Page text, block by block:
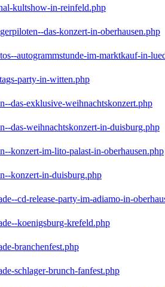
kultshow-in-reinfeld.php
das-konzert-in-oberhausen.php
autogrammstunde-im-marktkauf-in-
party-in-witten.php
das-exklusive-weihnachtskonzert.php
das-weihnachtskonzert-in-duisburg.php
konzert-im-lito-palast-in-oberhausen.php
konzert-in-duisburg.php
cd-release-party-im-adiamo-in-
koenigsburg-krefeld.php
branchenfest.php
schlager-brunch-fanfest.php